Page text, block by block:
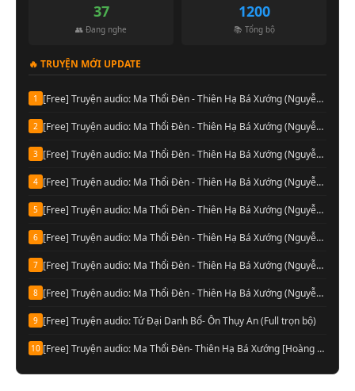
37
👥 Đang nghe
1200
📚 Tổng bộ
🔥 TRUYỆN MỚI UPDATE
1 [Free] Truyện audio: Ma Thổi Đèn - Thiên Hạ Bá Xướng (Nguyễn Thành đọc-Quyển 08)
2 [Free] Truyện audio: Ma Thổi Đèn - Thiên Hạ Bá Xướng (Nguyễn Thành đọc-Quyển 07)
3 [Free] Truyện audio: Ma Thổi Đèn - Thiên Hạ Bá Xướng (Nguyễn Thành đọc-Quyển 06)
4 [Free] Truyện audio: Ma Thổi Đèn - Thiên Hạ Bá Xướng (Nguyễn Thành đọc-Quyển 05)
5 [Free] Truyện audio: Ma Thổi Đèn - Thiên Hạ Bá Xướng (Nguyễn Thành đọc-Quyển 04)
6 [Free] Truyện audio: Ma Thổi Đèn - Thiên Hạ Bá Xướng (Nguyễn Thành đọc-Quyển 03)
7 [Free] Truyện audio: Ma Thổi Đèn - Thiên Hạ Bá Xướng (Nguyễn Thành đọc-Quyển 02)
8 [Free] Truyện audio: Ma Thổi Đèn - Thiên Hạ Bá Xướng (Nguyễn Thành đọc-Quyển 01)
9 [Free] Truyện audio: Tứ Đại Danh Bổ- Ôn Thụy An (Full trọn bộ)
10 [Free] Truyện audio: Ma Thổi Đèn- Thiên Hạ Bá Xướng [Hoàng Vinh đọc] (Trọn bộ)